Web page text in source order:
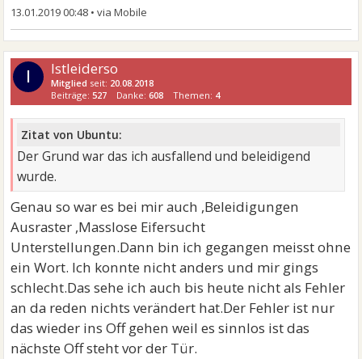
13.01.2019 00:48 •
I Istleiderso
Mitglied seit: 20.08.2018
Beiträge: 527 Danke:608 Themen: 4
Zitat von Ubuntu:
Der Grund war das ich ausfallend und beleidigend
wurde.
Genau so war es bei mir auch ,Beleidigungen
Ausraster ,Masslose Eifersucht
Unterstellungen.Dann bin ich gegangen meisst ohne
ein Wort. Ich konnte nicht anders und mir gings
schlecht.Das sehe ich auch bis heute nicht als Fehler
an da reden nichts verändert hat.Der Fehler ist nur
das wieder ins Off gehen weil es sinnlos ist das
nächste Off steht vor der Tür.